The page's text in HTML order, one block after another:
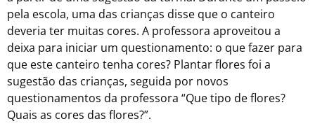
pela escola, uma das crianças disse que o canteiro
deveria ter muitas cores. A professora aproveitou a
deixa para iniciar um questionamento: o que fazer para
que este canteiro tenha cores? Plantar flores foi a
sugestão das crianças, seguida por novos
questionamentos da professora “Que tipo de flores?
Quais as cores das flores?”.